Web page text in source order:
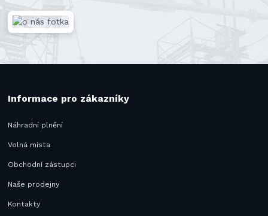
Informace pro zákazníky
Náhradní plnění
Volná místa
Obchodní zástupci
Naše prodejny
Kontakty